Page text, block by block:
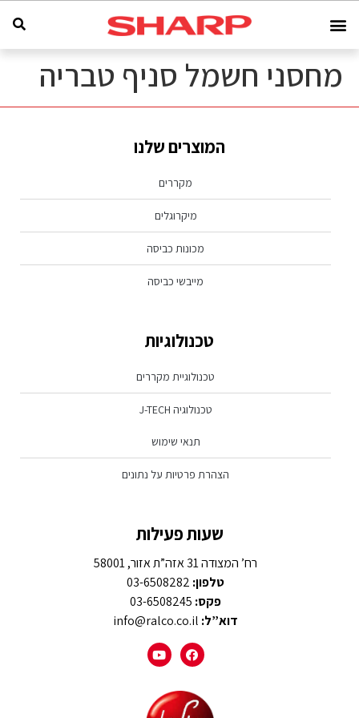
מחסני חשמל סניף טבריה
המוצרים שלנו
מקררים
מיקרוגלים
מכונות כביסה
מייבשי כביסה
טכנולוגיות
טכנולוגיית מקררים
טכנולוגיה J-TECH
תנאי שימוש
הצהרת פרטיות על נתונים
שעות פעילות
רח’ המצודה 31 אזה”ת אזור, 58001
טלפון:
פקס:
דוא”ל: